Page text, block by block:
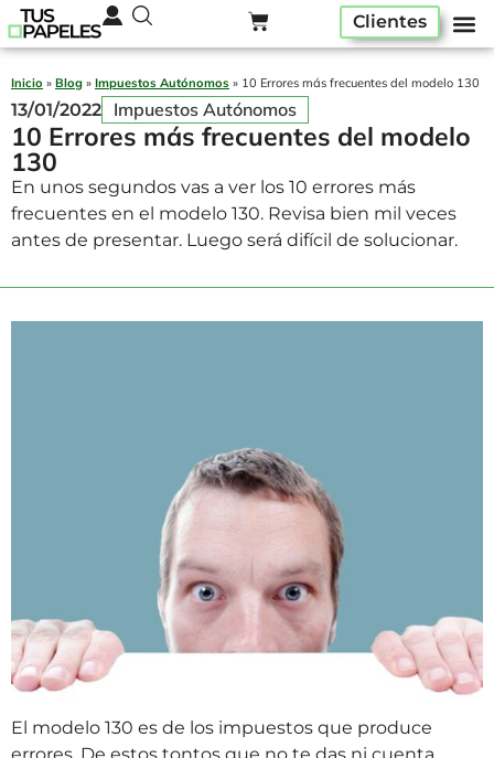
Clientes
Inicio » Blog » Impuestos Autónomos » 10 Errores más frecuentes del modelo 130
13/01/2022 Impuestos Autónomos
10 Errores más frecuentes del modelo
130
En unos segundos vas a ver los 10 errores más
frecuentes en el modelo 130. Revisa bien mil veces
antes de presentar. Luego será difícil de solucionar.
El modelo 130 es de los impuestos que produce
errores. De estos tontos que no te das ni cuenta.